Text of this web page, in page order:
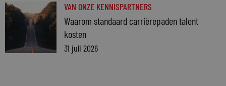
VAN ONZE KENNISPARTNERS
Waarom standaard carrièrepaden talent
kosten
31 juli 2026